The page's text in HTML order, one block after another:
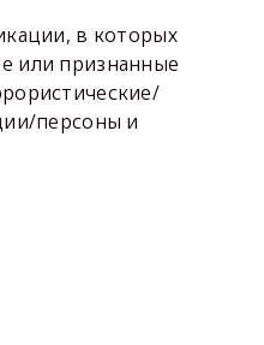
в которых
или признанные
персоны и